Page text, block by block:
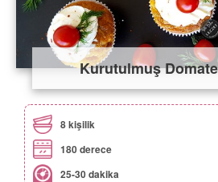
Kurutulmuş
8 kişilik
180 derece
25-30 dakika